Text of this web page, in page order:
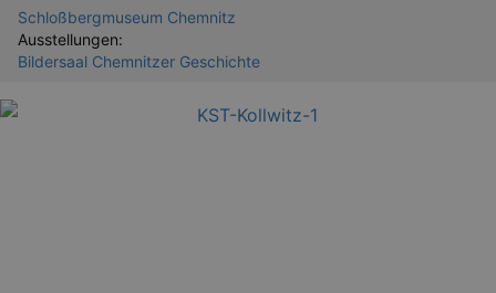
Schloßbergmuseum Chemnitz
Ausstellungen:
Bildersaal Chemnitzer Geschichte